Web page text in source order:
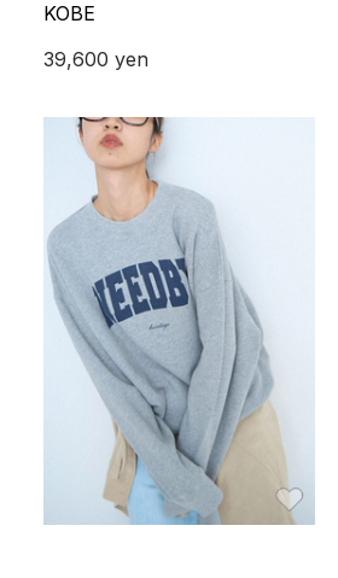
KOBE
39,600 yen